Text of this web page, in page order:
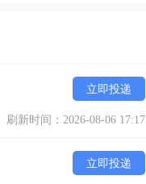
立即投递
刷新时间：2026-08-06 17:17
立即投递